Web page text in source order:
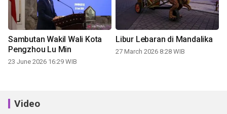
Sambutan Wakil Wali Kota
Pengzhou Lu Min
23 June 2026 16:29 WIB
Libur Lebaran di Mandalika
27 March 2026 8:28 WIB
Video